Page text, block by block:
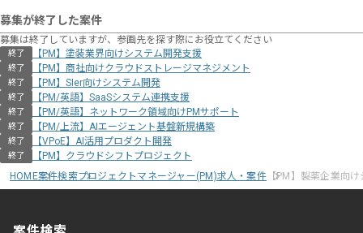
募集が終了した案件
募集は終了していますが、参画先を探す際にお役立てください
終了 【PM】塗装業界向けシステム開発支援
終了 【PM】商社向けクラウドストレージマネジメント
終了 【PM】SIer向けシステム開発
終了 【PM/英語】SaaSシステム連携支援
終了 【PM/英語】ネットワーク領域向けPMサポート
終了 【PM/上流】AIエージェント基盤新規構築
終了 【VPoE】AI活用プロダクト開発
終了
【PM】クラウドシフトプロジェクト
HOME案件検索プロジェクトマネージャー(PM)求人・案件【PM】製薬企業向